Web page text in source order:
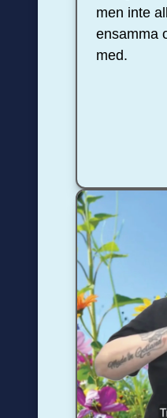
men inte
ensamma
med.